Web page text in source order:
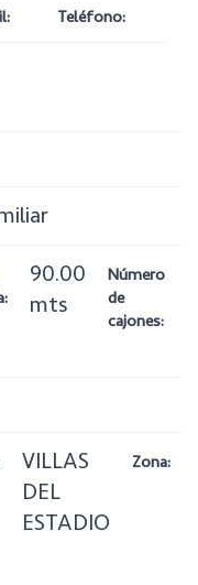
Teléfono:
90.00
mts
Número
de
cajones:
VILLAS
DEL
ESTADIO
Zona: